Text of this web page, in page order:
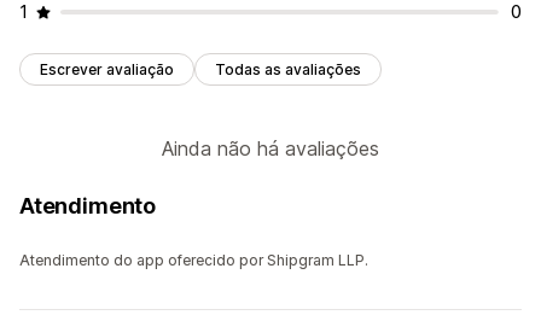
1
0
Escrever avaliação Todas as avaliações
Ainda não há avaliações
Atendimento
Atendimento do app oferecido por Shipgram LLP.